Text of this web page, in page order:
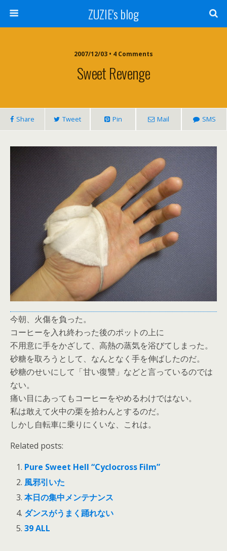
ZUZIE's blog
2007/12/03 • 4 Comments
Sweet Revenge
Share Tweet Pin Mail SMS
今朝、火傷を負った。
コーヒーを入れ終わった後のポットの上に
不用意に手をかざして、高熱の蒸気を浴びてしまった。
砂糖を取ろうとして、なんとなく手を伸ばしたのだ。
砂糖のせいにして「甘い復讐」などと言っているのでは
ない。
痛い目にあってもコーヒーをやめるわけではない。
私は敢えて火中の栗を拾わんとするのだ。
しかし自転車に乗りにくいな、これは。
Related posts:
Pure Sweet Hell “Cyclocross Film”
風邪引いた
本日の集中メンテナンス
ダンスがうまく踊れない
39 ALL